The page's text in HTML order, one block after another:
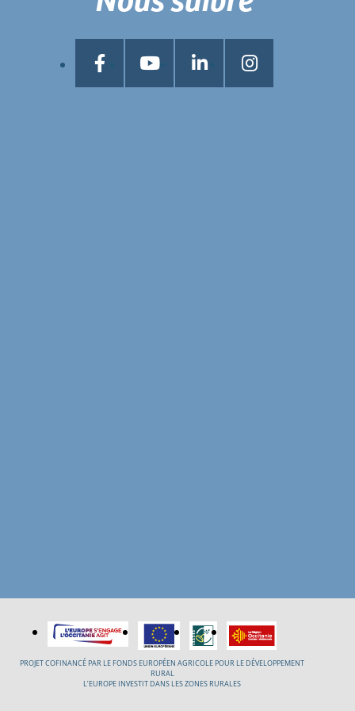
PROJET COFINANCÉ PAR LE FONDS EUROPÉEN AGRICOLE POUR LE DÉVELOPPEMENT
RURAL
L’EUROPE INVESTIT DANS LES ZONES RURALES